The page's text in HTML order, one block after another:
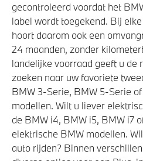
Elektronisch Stabiliteits
Airbag bestuurder
Actieve
gecontroleerd voordat het
label wordt toegekend. Bij
hoort daarom ook een
24 maanden, zonder
landelijke voorraad geeft u de
zoeken naar uw favoriete
BMW 3-Serie, BMW 5-Serie
modellen. Wilt u liever
de BMW i4, BMW i5, BMW i7
elektrische BMW modellen.
auto rijden? Binnen